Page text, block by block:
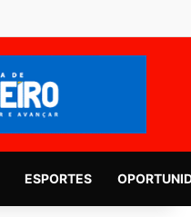
ESPORTES